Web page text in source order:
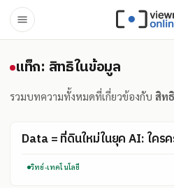
แท็ก: สิทธิในข้อมูล
แท็ก: สิทธิในข้อมูล
รวมบทความทั้งหมดที่เกี่ยวข้องกับ สิท
Data = ที่ดินใหม่ในยุค AI: ใคร
วิทย์-เทคโนโลยี